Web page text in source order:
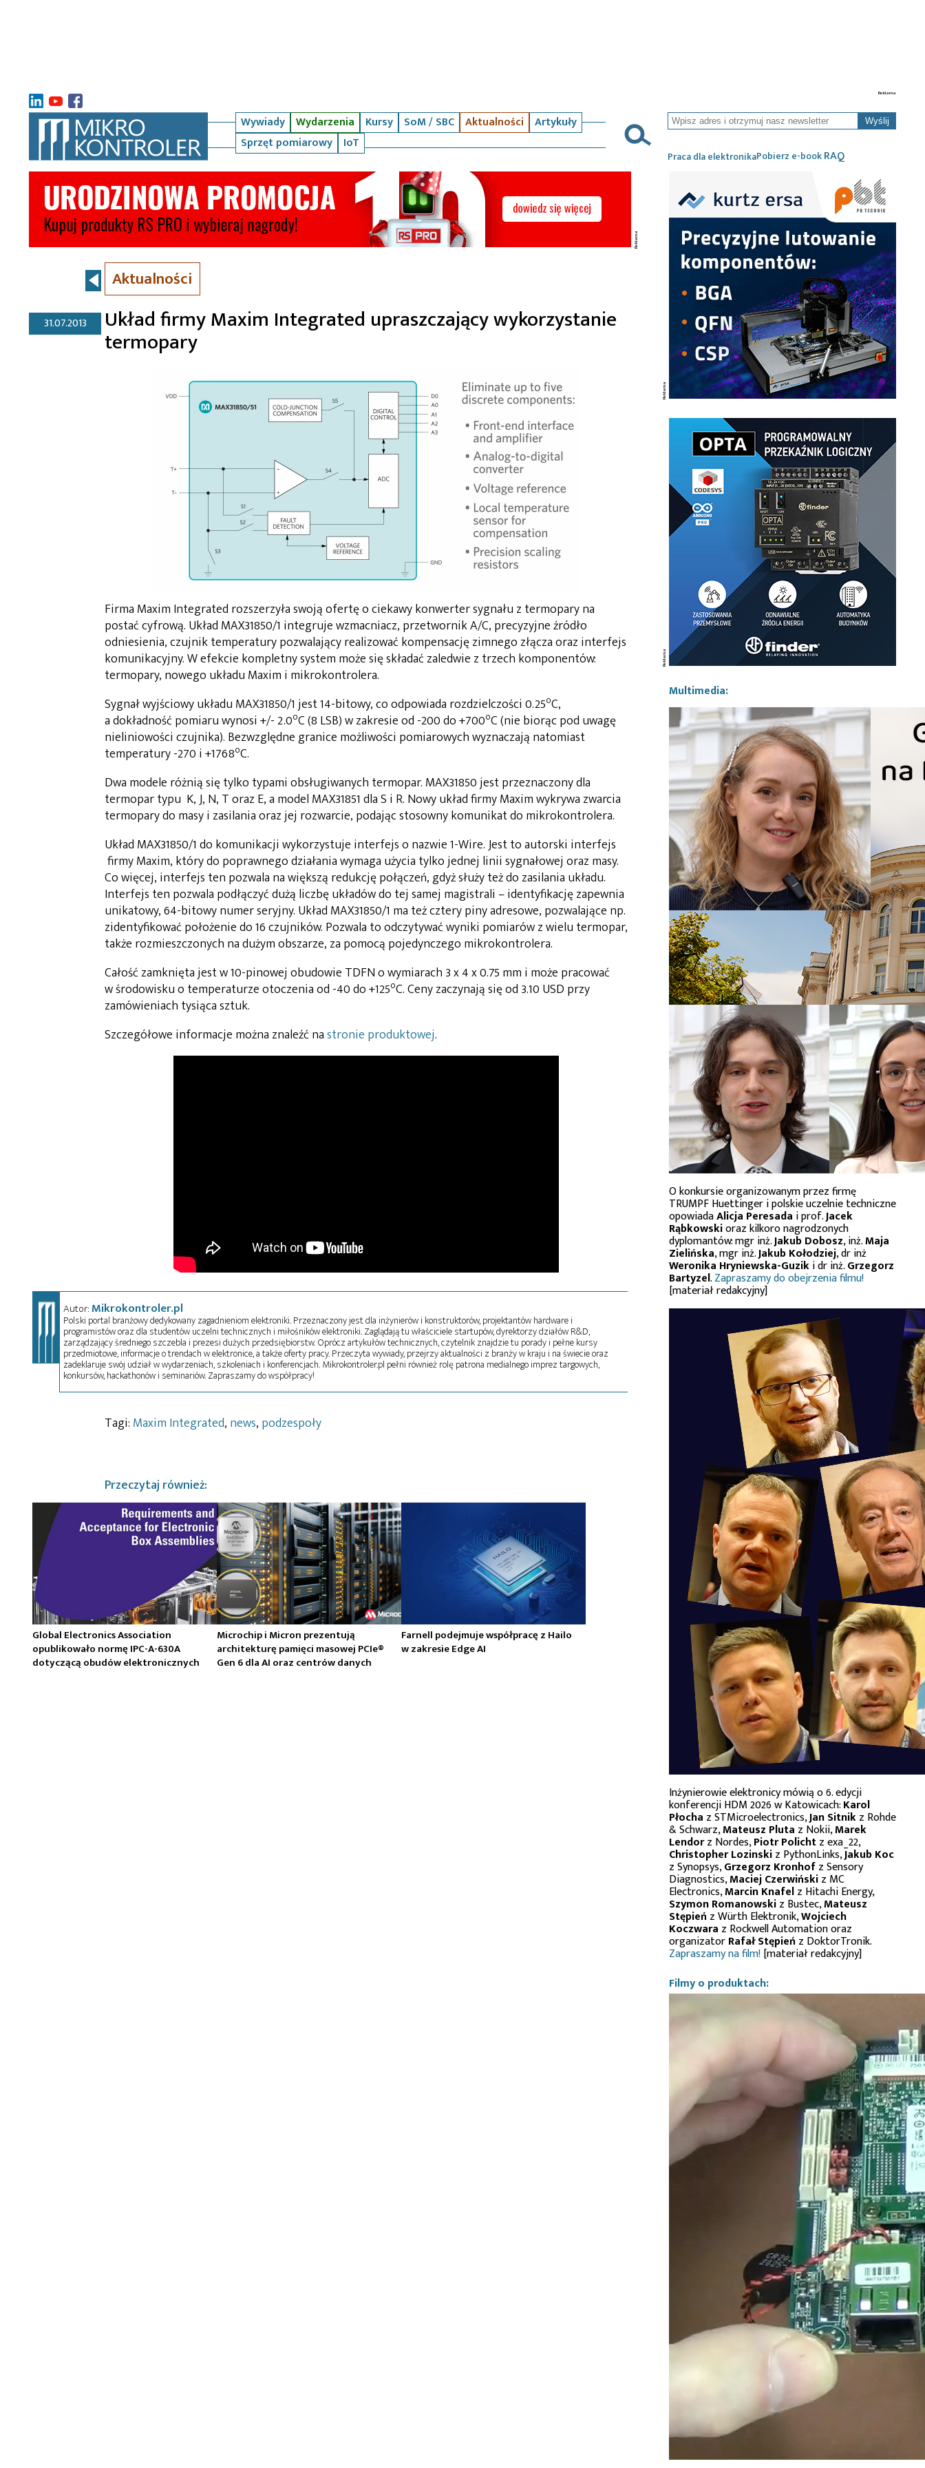
Wywiady Wydarzenia Kursy SoM / SBC Aktualności
Artykuły
Sprzęt pomiarowy
IoT
Wyślij
Praca dla elektronikaPobierz e-bookRAQ
Aktualności
31.07.2013 Układ firmy Maxim Integrated upraszczający wykorzystanie
termopary
Firma Maxim Integrated rozszerzyła swoją ofertę o ciekawy konwerter sygnału z termopary na
postać cyfrową. Układ MAX31850/1 integruje wzmacniacz, przetwornik A/C, precyzyjne źródło
odniesienia, czujnik temperatury pozwalający realizować kompensację zimnego złącza oraz interfejs
komunikacyjny. W efekcie kompletny system może się składać zaledwie z trzech komponentów:
termopary, nowego układu Maxim i mikrokontrolera.
Sygnał wyjściowy układu MAX31850/1 jest 14-bitowy, co odpowiada rozdzielczości 0.25oC,
a dokładność pomiaru wynosi +/- 2.0oC (8 LSB) w zakresie od -200 do +700oC (nie biorąc pod uwagę
nieliniowości czujnika). Bezwzględne granice możliwości pomiarowych wyznaczają natomiast
temperatury -270 i +1768oC.
Dwa modele różnią się tylko typami obsługiwanych termopar. MAX31850 jest przeznaczony dla
termopar typu K, J, N, T oraz E, a model MAX31851 dla S i R. Nowy układ firmy Maxim wykrywa zwarcia
termopary do masy i zasilania oraz jej rozwarcie, podając stosowny komunikat do mikrokontrolera.
Układ MAX31850/1 do komunikacji wykorzystuje interfejs o nazwie 1-Wire. Jest to autorski interfejs
firmy Maxim, który do poprawnego działania wymaga użycia tylko jednej linii sygnałowej oraz masy.
Co więcej, interfejs ten pozwala na większą redukcję połączeń, gdyż służy też do zasilania układu.
Interfejs ten pozwala podłączyć dużą liczbę układów do tej samej magistrali – identyfikację zapewnia
unikatowy, 64-bitowy numer seryjny. Układ MAX31850/1 ma też cztery piny adresowe, pozwalające np.
zidentyfikować położenie do 16 czujników. Pozwala to odczytywać wyniki pomiarów z wielu termopar,
także rozmieszczonych na dużym obszarze, za pomocą pojedynczego mikrokontrolera.
Całość zamknięta jest w 10-pinowej obudowie TDFN o wymiarach 3 x 4 x 0.75 mm i może pracować
w środowisku o temperaturze otoczenia od -40 do +125oC. Ceny zaczynają się od 3.10 USD przy
zamówieniach tysiąca sztuk.
Szczegółowe informacje można znaleźć nastronie produktowej.
Autor:Mikrokontroler.pl
Polski portal branżowy dedykowany zagadnieniom elektroniki. Przeznaczony jest dla inżynierów i konstruktorów, projektantów hardware i
programistów oraz dla studentów uczelni technicznych i miłośników elektroniki. Zaglądają tu właściciele startupów, dyrektorzy działów R&D,
zarządzający średniego szczebla i prezesi dużych przedsiębiorstw. Oprócz artykułów technicznych, czytelnik znajdzie tu porady i pełne kursy
przedmiotowe, informacje o trendach w elektronice, a także oferty pracy. Przeczyta wywiady, przejrzy aktualności z branży w kraju i na świecie oraz
zadeklaruje swój udział w wydarzeniach, szkoleniach i konferencjach. Mikrokontroler.pl pełni również rolę patrona medialnego imprez targowych,
konkursów, hackathonów i seminariów. Zapraszamy do współpracy!
Tagi: Maxim Integrated, news, podzespoły
Przeczytaj również:
Global Electronics Association
opublikowało normę IPC-A-630A
dotyczącą obudów elektronicznych
Microchip i Micron prezentują
architekturę pamięci masowej PCIe®
Gen 6 dla AI oraz centrów danych
Farnell podejmuje współpracę z Hailo
w zakresie Edge AI
Multimedia:
O konkursie organizowanym przez firmę
TRUMPF Huettinger i polskie uczelnie techniczne
opowiadaAlicja Peresada i prof.Jacek
Rąbkowskioraz kilkoro nagrodzonych
dyplomantów: mgr inż.Jakub Dobosz, inż.Maja
Zielińska, mgr inż.Jakub Kołodziej, dr inż
Weronika Hryniewska-Guziki dr inż.Grzegorz
Bartyzel.Zapraszamy do obejrzenia filmu!
[materiał redakcyjny]
Inżynierowie elektronicy mówią o 6. edycji
konferencji HDM 2026 w Katowicach:Karol
Płocha z STMicroelectronics,Jan Sitnikz Rohde
& Schwarz,Mateusz Pluta z Nokii,Marek
Lendorz Nordes,Piotr Polichtz exa_22,
Christopher Lozinskiz PythonLinks,Jakub Koc
z Synopsys,Grzegorz Kronhofz Sensory
Diagnostics,Maciej Czerwińskiz MC
Electronics,Marcin Knafelz Hitachi Energy,
Szymon Romanowskiz Bustec,Mateusz
Stępień z Würth Elektronik,Wojciech
Koczwara z Rockwell Automation oraz
organizatorRafał Stępień z DoktorTronik.
Zapraszamy na film![materiał redakcyjny]
Filmy o produktach: